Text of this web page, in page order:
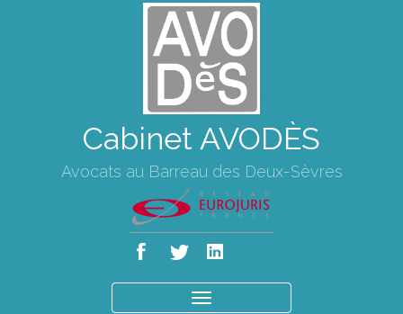
Cabinet AVODÈS
Avocats au Barreau des Deux-Sèvres